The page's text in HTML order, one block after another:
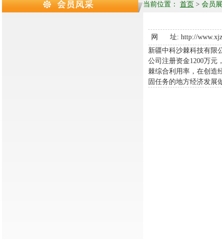
当前位置： 首页 > 会员
网 址: http://
新疆中科沙棘科技有限
公司注册资金1200万元
棘综合利用率，在创造
固任务的地方经济发展